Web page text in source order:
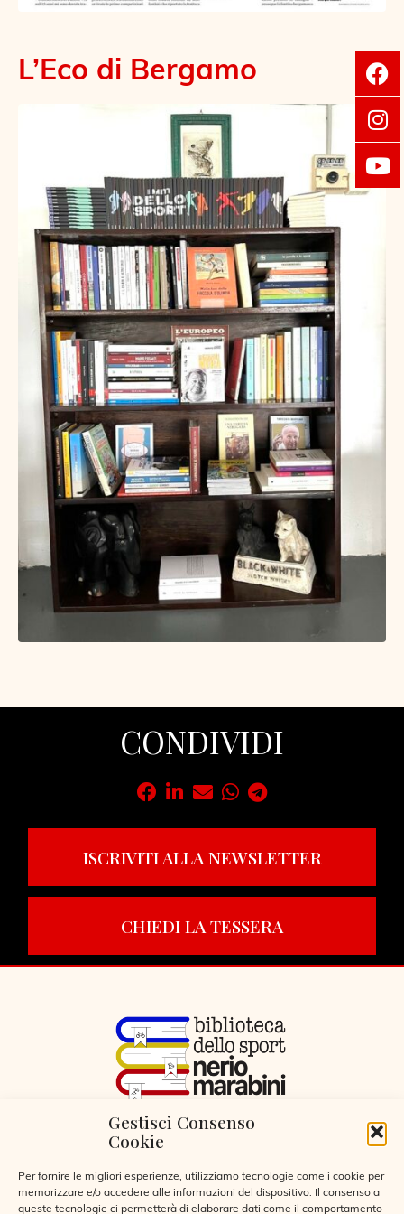
Gestisci Consenso
Cookie
Per fornire le migliori esperienze, utilizziamo tecnologie come i cookie per
memorizzare e/o accedere alle informazioni del dispositivo. Il consenso a
queste tecnologie ci permetterà di elaborare dati come il comportamento
L’Eco di Bergamo
CONDIVIDI
ISCRIVITI ALLA NEWSLETTER
CHIEDI LA TESSERA
VIA LIBERTÀ 29, SERIATE (BG)
© 2026